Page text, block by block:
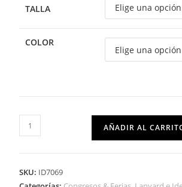
TALLA
COLOR
AÑADIR AL
SKU: ID7069